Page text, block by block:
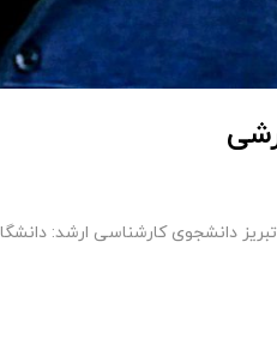
دانشجوی کارشناسی ارشد: